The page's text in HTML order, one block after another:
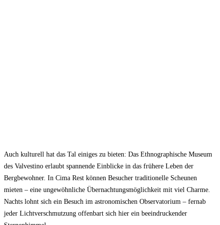
Auch kulturell hat das Tal einiges zu bieten: Das Ethnographische Museum
des Valvestino erlaubt spannende Einblicke in das frühere Leben der
Bergbewohner. In Cima Rest können Besucher traditionelle Scheunen
mieten – eine ungewöhnliche Übernachtungsmöglichkeit mit viel Charme.
Nachts lohnt sich ein Besuch im astronomischen Observatorium – fernab
jeder Lichtverschmutzung offenbart sich hier ein beeindruckender